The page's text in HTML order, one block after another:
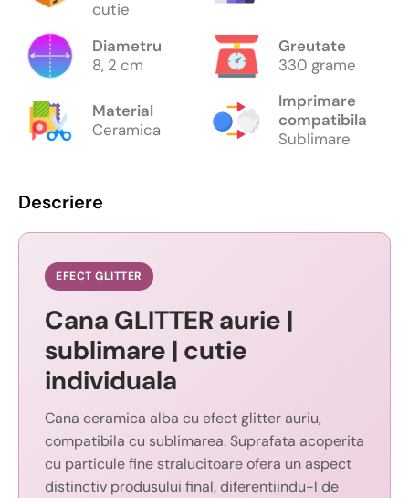
cutie
Diametru
8, 2 cm
Greutate
330 grame
Material
Ceramica
Imprimare
compatibila
Sublimare
Descriere
EFECT GLITTER
Cana GLITTER aurie |
sublimare | cutie
individuala
Cana ceramica alba cu efect glitter auriu,
compatibila cu sublimarea. Suprafata acoperita
cu particule fine stralucitoare ofera un aspect
distinctiv produsului final, diferentiindu-l de